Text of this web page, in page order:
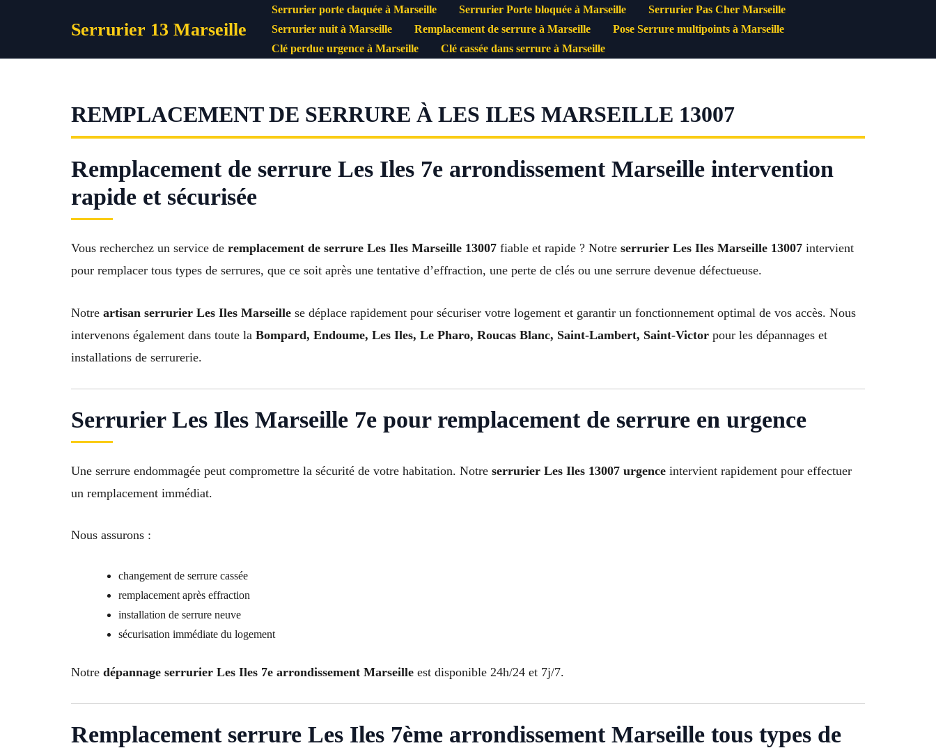
Serrurier 13 Marseille
Serrurier porte claquée à Marseille Serrurier Porte bloquée à Marseille
Serrurier Pas Cher Marseille
Serrurier nuit à Marseille
Remplacement de serrure à Marseille
Pose Serrure multipoints à Marseille
Clé perdue urgence à Marseille
Clé cassée dans serrure à Marseille
REMPLACEMENT DE SERRURE À LES ILES MARSEILLE 13007
Remplacement de serrure Les Iles 7e arrondissement Marseille intervention
rapide et sécurisée
Vous recherchez un service de remplacement de serrure Les Iles Marseille 13007 fiable et rapide ? Notre serrurier Les Iles Marseille 13007 intervient
pour remplacer tous types de serrures, que ce soit après une tentative d’effraction, une perte de clés ou une serrure devenue défectueuse.
Notre artisan serrurier Les Iles Marseille se déplace rapidement pour sécuriser votre logement et garantir un fonctionnement optimal de vos accès. Nous
intervenons également dans toute la Bompard, Endoume, Les Iles, Le Pharo, Roucas Blanc, Saint-Lambert, Saint-Victor pour les dépannages et
installations de serrurerie.
Serrurier Les Iles Marseille 7e pour remplacement de serrure en urgence
Une serrure endommagée peut compromettre la sécurité de votre habitation. Notre serrurier Les Iles 13007 urgence intervient rapidement pour effectuer
un remplacement immédiat.
Nous assurons :
changement de serrure cassée
remplacement après effraction
installation de serrure neuve
sécurisation immédiate du logement
Notre dépannage serrurier Les Iles 7e arrondissement Marseille est disponible 24h/24 et 7j/7.
Remplacement serrure Les Iles 7ème arrondissement Marseille tous types de